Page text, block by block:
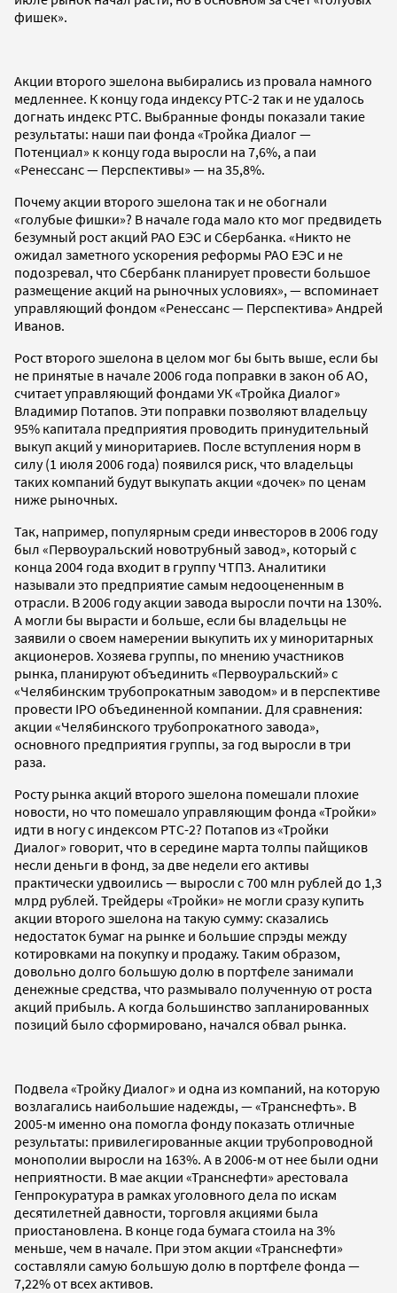
фишек».
Акции второго эшелона выбирались из провала намного
медленнее. К концу года индексу РТС-2 так и не удалось
догнать индекс РТС. Выбранные фонды показали такие
результаты: наши паи фонда «Тройка Диалог —
Потенциал» к концу года выросли на 7,6%, а паи
«Ренессанс — Перспективы» — на 35,8%.
Почему акции второго эшелона так и не обогнали
«голубые фишки»? В начале года мало кто мог предвидеть
безумный рост акций РАО ЕЭС и Сбербанка. «Никто не
ожидал заметного ускорения реформы РАО ЕЭС и не
подозревал, что Сбербанк планирует провести большое
размещение акций на рыночных условиях», — вспоминает
управляющий фондом «Ренессанс — Перспектива» Андрей
Иванов.
Рост второго эшелона в целом мог бы быть выше, если бы
не принятые в начале 2006 года поправки в закон об АО,
считает управляющий фондами УК «Тройка Диалог»
Владимир Потапов. Эти поправки позволяют владельцу
95% капитала предприятия проводить принудительный
выкуп акций у миноритариев. После вступления норм в
силу (1 июля 2006 года) появился риск, что владельцы
таких компаний будут выкупать акции «дочек» по ценам
ниже рыночных.
Так, например, популярным среди инвесторов в 2006 году
был «Первоуральский новотрубный завод», который с
конца 2004 года входит в группу ЧТПЗ. Аналитики
называли это предприятие самым недооцененным в
отрасли. В 2006 году акции завода выросли почти на 130%.
А могли бы вырасти и больше, если бы владельцы не
заявили о своем намерении выкупить их у миноритарных
акционеров. Хозяева группы, по мнению участников
рынка, планируют объединить «Первоуральский» с
«Челябинским трубопрокатным заводом» и в перспективе
провести IPO объединенной компании. Для сравнения:
акции «Челябинского трубопрокатного завода»,
основного предприятия группы, за год выросли в три
раза.
Росту рынка акций второго эшелона помешали плохие
новости, но что помешало управляющим фонда «Тройки»
идти в ногу с индексом РТС-2? Потапов из «Тройки
Диалог» говорит, что в середине марта толпы пайщиков
несли деньги в фонд, за две недели его активы
практически удвоились — выросли с 700 млн рублей до 1,3
млрд рублей. Трейдеры «Тройки» не могли сразу купить
акции второго эшелона на такую сумму: сказались
недостаток бумаг на рынке и большие спрэды между
котировками на покупку и продажу. Таким образом,
довольно долго большую долю в портфеле занимали
денежные средства, что размывало полученную от роста
акций прибыль. А когда большинство запланированных
позиций было сформировано, начался обвал рынка.
Подвела «Тройку Диалог» и одна из компаний, на которую
возлагались наибольшие надежды, — «Транснефть». В
2005-м именно она помогла фонду показать отличные
результаты: привилегированные акции трубопроводной
монополии выросли на 163%. А в 2006-м от нее были одни
неприятности. В мае акции «Транснефти» арестовала
Генпрокуратура в рамках уголовного дела по искам
десятилетней давности, торговля акциями была
приостановлена. В конце года бумага стоила на 3%
меньше, чем в начале. При этом акции «Транснефти»
составляли самую большую долю в портфеле фонда —
7,22% от всех активов.